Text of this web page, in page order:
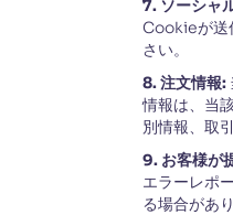
7. ソーシャ
Cookieが送
さい。
8. 注文情報:
情報は、当
別情報、取
9. お客様が
エラーレポ
る場合があ